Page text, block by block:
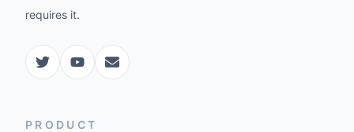
requires it.
PRODUCT